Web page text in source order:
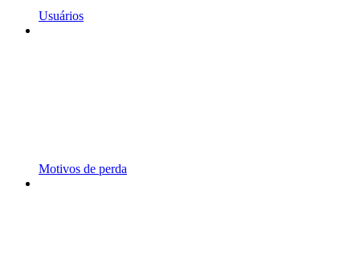
Usuários
Motivos de perda